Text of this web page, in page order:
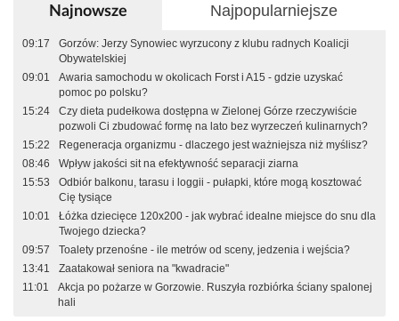
Najnowsze Najpopularniejsze
09:17
Gorzów: Jerzy Synowiec wyrzucony z klubu radnych Koalicji
Obywatelskiej
09:01
Awaria samochodu w okolicach Forst i A15 - gdzie uzyskać
pomoc po polsku?
15:24
Czy dieta pudełkowa dostępna w Zielonej Górze rzeczywiście
pozwoli Ci zbudować formę na lato bez wyrzeczeń kulinarnych?
15:22
Regeneracja organizmu - dlaczego jest ważniejsza niż myślisz?
08:46
Wpływ jakości sit na efektywność separacji ziarna
15:53
Odbiór balkonu, tarasu i loggii - pułapki, które mogą kosztować
Cię tysiące
10:01
Łóżka dziecięce 120x200 - jak wybrać idealne miejsce do snu dla
Twojego dziecka?
09:57
Toalety przenośne - ile metrów od sceny, jedzenia i wejścia?
13:41
Zaatakował seniora na "kwadracie"
11:01
Akcja po pożarze w Gorzowie. Ruszyła rozbiórka ściany spalonej
hali